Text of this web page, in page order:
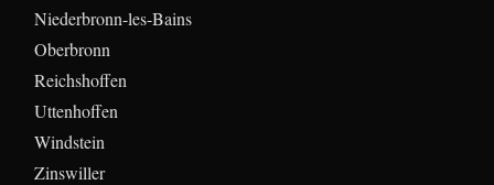
Niederbronn-les-Bains
Oberbronn
Reichshoffen
Uttenhoffen
Windstein
Zinswiller